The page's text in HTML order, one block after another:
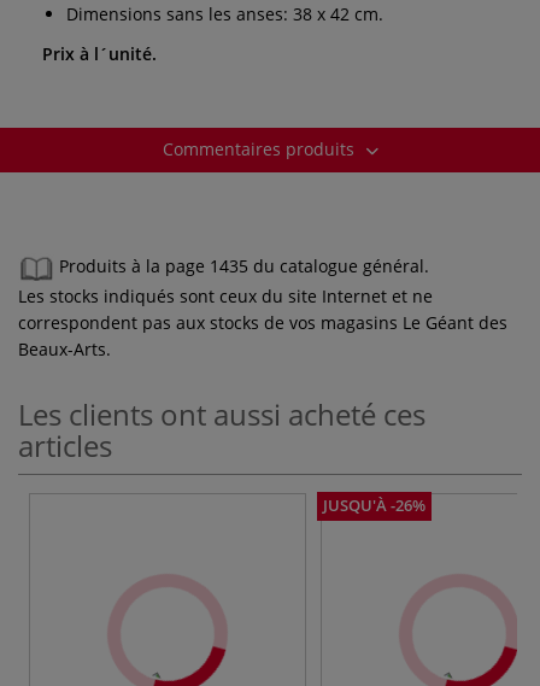
Dimensions sans les anses: 38 x 42 cm.
Prix à l´unité.
Commentaires produits
Produits à la page 1435 du catalogue général.
Les stocks indiqués sont ceux du site Internet et ne
correspondent pas aux stocks de vos magasins Le Géant des
Beaux-Arts.
Les clients ont aussi acheté ces
articles
JUSQU'À -26%